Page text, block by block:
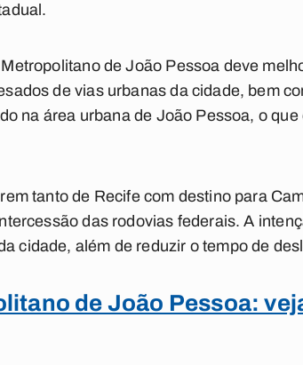
de João Pessoa deve
de vias urbanas da cidade, bem
na área urbana de João Pessoa, o
tanto de Recife com destino para
das rodovias federais. A
cidade, além de reduzir o tempo de
de João Pessoa: